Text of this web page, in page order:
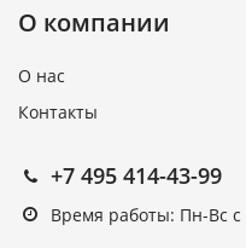
О компании
О нас
Контакты
+7 495 414-43-99
Время работы: Пн-Вс с